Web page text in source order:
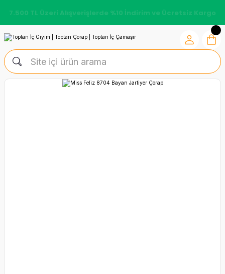
7.500 TL Üzeri Alışverişlerde %10 İndirim ve Ücretsiz Kargo